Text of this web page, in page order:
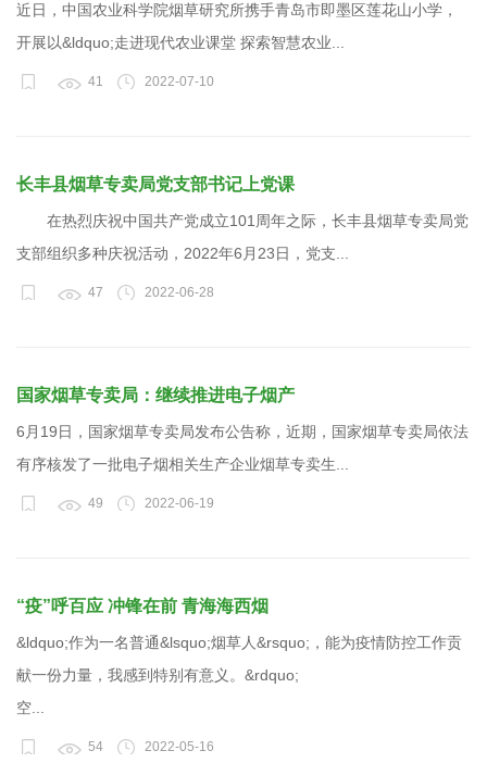
近日，中国农业科学院烟草研究所携手青岛市即墨区莲花山小学，
开展以&ldquo;走进现代农业课堂 探索智慧农业...
41 2022-07-10
长丰县烟草专卖局党支部书记上党课
在热烈庆祝中国共产党成立101周年之际，长丰县烟草专卖局党
支部组织多种庆祝活动，2022年6月23日，党支...
47 2022-06-28
国家烟草专卖局：继续推进电子烟产
6月19日，国家烟草专卖局发布公告称，近期，国家烟草专卖局依法
有序核发了一批电子烟相关生产企业烟草专卖生...
49 2022-06-19
“疫”呼百应 冲锋在前 青海海西烟
&ldquo;作为一名普通&lsquo;烟草人&rsquo;，能为疫情防控工作贡
献一份力量，我感到特别有意义。&rdquo;
空...
54 2022-05-16